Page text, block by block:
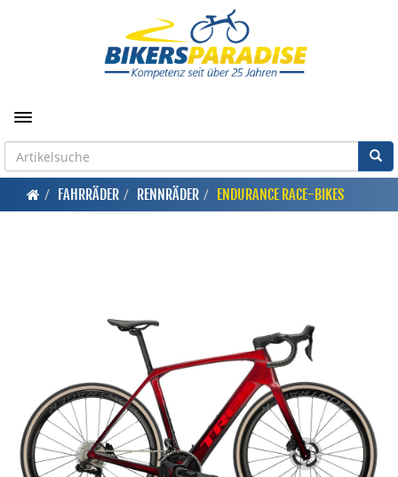
Toggle navigation
FAHRRÄDER RENNRÄDER ENDURANCE RACE-BIKES